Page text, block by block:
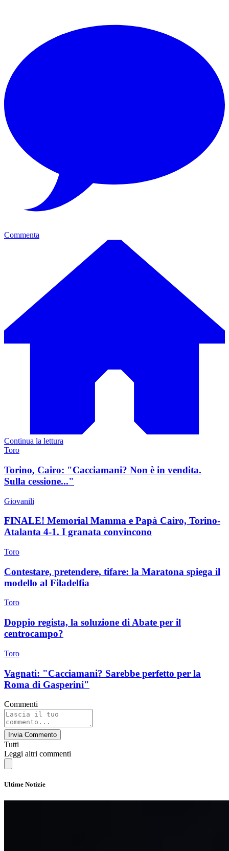
Commenta
Continua la lettura
Toro
Torino, Cairo: "Cacciamani? Non è in vendita.
Sulla cessione..."
Giovanili
FINALE! Memorial Mamma e Papà Cairo, Torino-
Atalanta 4-1. I granata convincono
Toro
Contestare, pretendere, tifare: la Maratona spiega il
modello al Filadelfia
Toro
Doppio regista, la soluzione di Abate per il
centrocampo?
Toro
Vagnati: "Cacciamani? Sarebbe perfetto per la
Roma di Gasperini"
Commenti
Invia Commento
Tutti
Leggi altri commenti
Ultime Notizie